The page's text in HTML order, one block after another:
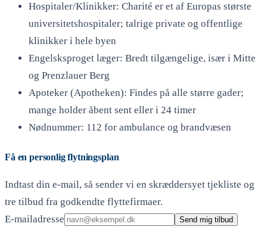
Hospitaler/Klinikker: Charité er et af Europas største
universitetshospitaler; talrige private og offentlige
klinikker i hele byen
Engelsksproget læger: Bredt tilgængelige, især i Mitte
og Prenzlauer Berg
Apoteker (Apotheken): Findes på alle større gader;
mange holder åbent sent eller i 24 timer
Nødnummer: 112 for ambulance og brandvæsen
Få en personlig flytningsplan
Indtast din e-mail, så sender vi en skræddersyet tjekliste og
tre tilbud fra godkendte flyttefirmaer.
E-mailadresse
Send mig tilbud